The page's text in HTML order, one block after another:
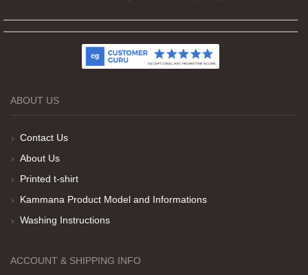
Kumaş kalitesi ve basım harika.
Teşekkürler
Her sey iyi ama baskı göründüğü gibi değil daha
soluk
ABOUT US
Contact Us
About Us
Printed t-shirt
Kammana Product Model and Informations
Washing Instructions
ACCOUNT & SHIPPING INFO